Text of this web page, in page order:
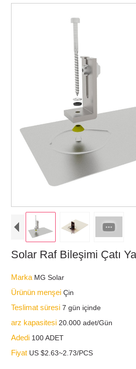
Solar Raf Bileşimi Çatı
Marka MG Solar
Ürünün menşeiÇin
Teslimat süresi7 gün içinde
arz kapasitesi 20.000 adet/Gün
Adedi 100 ADET
Fiyat US $2.63~2.73/PCS